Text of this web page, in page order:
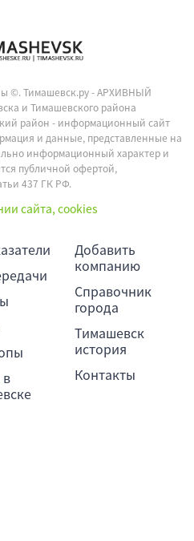
©.Тимашевск.ру - АРХИВНЫЙ
и Тимашевского района
район - информационный сайт
и данные, представленные на
информационный характер и
публичной офертой,
437 ГК РФ.
сайта, cookies
Добавить
компанию
Справочник
города
Тимашевск
история
Контакты